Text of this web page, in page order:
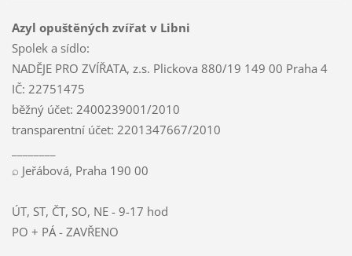
Azyl opuštěných zvířat v Libni
Spolek a sídlo:
NADĚJE PRO ZVÍŘATA, z.s. Plickova 880/19 149 00 Praha 4
IČ: 22751475
běžný účet: 2400239001/2010
transparentní účet: 2201347667/2010
⌕ Jeřábová, Praha 190 00
ÚT, ST, ČT, SO, NE - 9-17 hod
PO + PÁ - ZAVŘENO